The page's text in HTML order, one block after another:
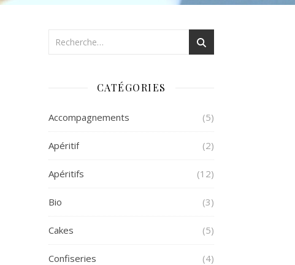
CATÉGORIES
Accompagnements (5)
Apéritif (2)
Apéritifs (12)
Bio (3)
Cakes (5)
Confiseries (4)